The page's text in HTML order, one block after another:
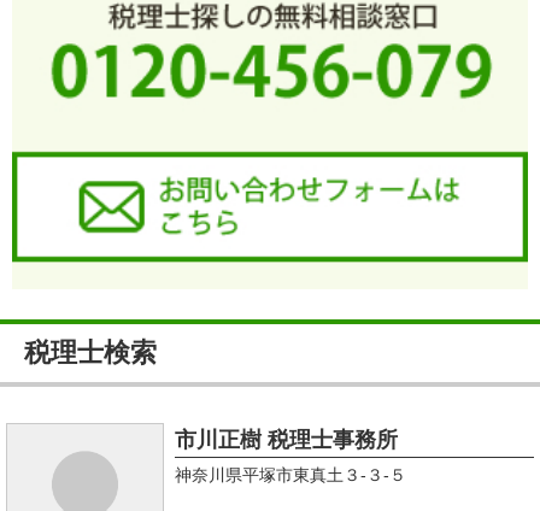
税理士検索
市川正樹 税理士事務所
神奈川県平塚市東真土３-３-５